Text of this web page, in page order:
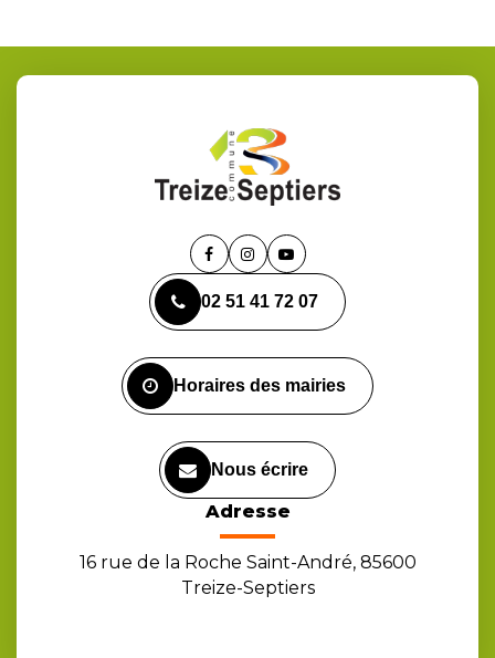
Lien
le
compte
Lien
le
compte
Lien
la
chaîne
02 51 41 72 07
Horaires des mairies
Nous écrire
Adresse
16 rue de la Roche Saint-André, 85600
Treize-Septiers